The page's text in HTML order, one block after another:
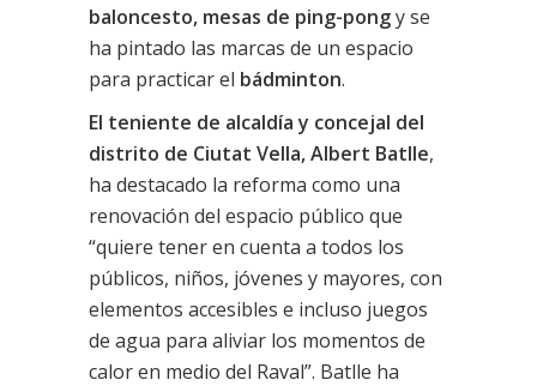
baloncesto, mesas de ping-pongy se
ha pintado las marcas de un espacio
para practicar el bádminton.
El teniente de alcaldía y concejal del
distrito de Ciutat Vella, Albert Batlle,
ha destacado la reforma como una
renovación del espacio público que
“quiere tener en cuenta a todos los
públicos, niños, jóvenes y mayores, con
elementos accesibles e incluso juegos
de agua para aliviar los momentos de
calor en medio del Raval”. Batlle ha